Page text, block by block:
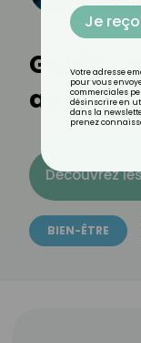
Guide :
Découvrez
BIEN-ÊTRE
Je
Votre adresse
pour vous
commerciales
désinscrire en
dans la
prenez